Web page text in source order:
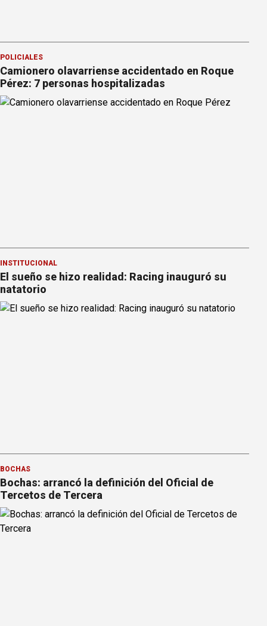
POLICIALES
Camionero olavarriense accidentado en Roque
Pérez: 7 personas hospitalizadas
INSTITUCIONAL
El sueño se hizo realidad: Racing inauguró su
natatorio
BOCHAS
Bochas: arrancó la definición del Oficial de
Tercetos de Tercera